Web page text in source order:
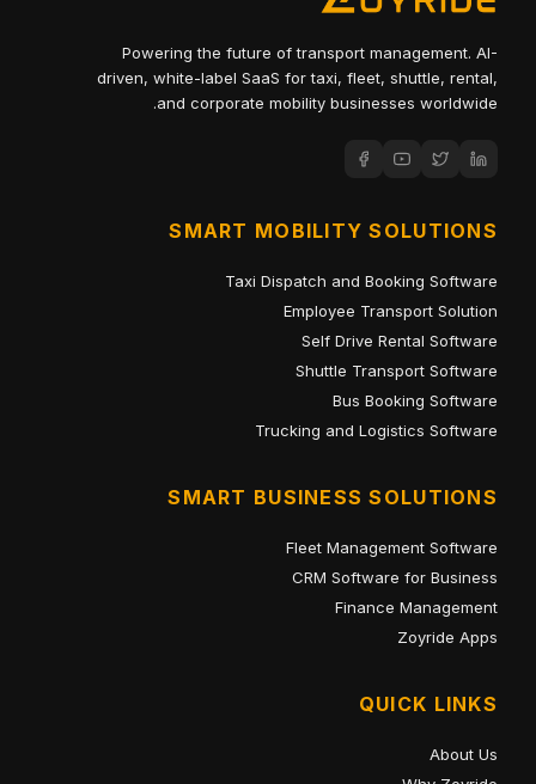
Powering the future of transport management. AI-
driven, white-label SaaS for taxi, fleet, shuttle, rental,
and corporate mobility businesses worldwide.
SMART MOBILITY SOLUTIONS
Taxi Dispatch and Booking Software
Employee Transport Solution
Self Drive Rental Software
Shuttle Transport Software
Bus Booking Software
Trucking and Logistics Software
SMART BUSINESS SOLUTIONS
Fleet Management Software
CRM Software for Business
Finance Management
Zoyride Apps
QUICK LINKS
About Us